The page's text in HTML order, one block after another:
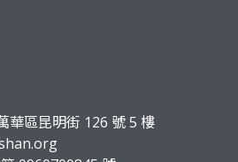
華區昆明街 126 號 5 樓